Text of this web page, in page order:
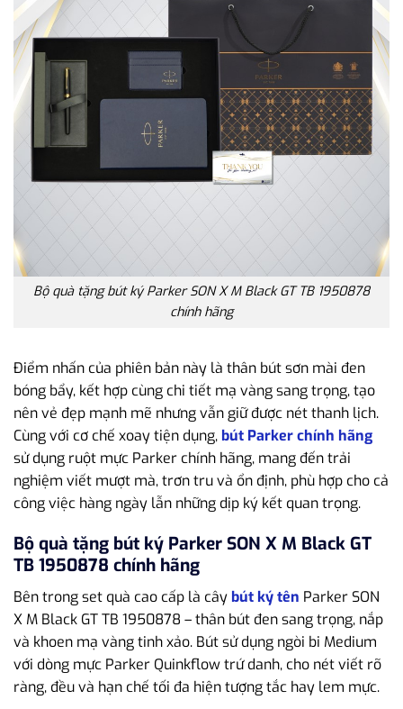
Bộ quà tặng bút ký Parker SON X M Black GT TB 1950878
chính hãng
Điểm nhấn của phiên bản này là thân bút sơn mài đen
bóng bẩy, kết hợp cùng chi tiết mạ vàng sang trọng, tạo
nên vẻ đẹp mạnh mẽ nhưng vẫn giữ được nét thanh lịch.
Cùng với cơ chế xoay tiện dụng, bút Parker chính hãng
sử dụng ruột mực Parker chính hãng, mang đến trải
nghiệm viết mượt mà, trơn tru và ổn định, phù hợp cho cả
công việc hàng ngày lẫn những dịp ký kết quan trọng.
Bộ quà tặng bút ký Parker SON X M Black GT
TB 1950878 chính hãng
Bên trong set quà cao cấp là cây bút ký tên Parker SON
X M Black GT TB 1950878 – thân bút đen sang trọng, nắp
và khoen mạ vàng tinh xảo. Bút sử dụng ngòi bi Medium
với dòng mực Parker Quinkflow trứ danh, cho nét viết rõ
ràng, đều và hạn chế tối đa hiện tượng tắc hay lem mực.